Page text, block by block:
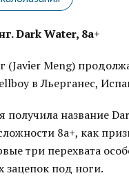
Dark Water, 8a+
(Javier Meng)
в Льерганес,
получила название
8a+, как
три перехвата
зацепок под ноги.